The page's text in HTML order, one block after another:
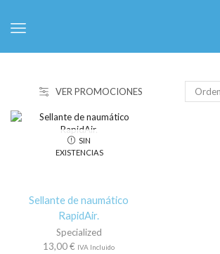
VER PROMOCIONES
SIN
EXISTENCIAS
Sellante de naumático
RapidAir.
Specialized
13,00€ IVA Incluido